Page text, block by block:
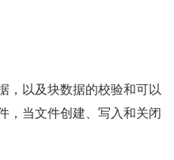
，以及块数据的校验和可以
，当文件创建、写入和关闭